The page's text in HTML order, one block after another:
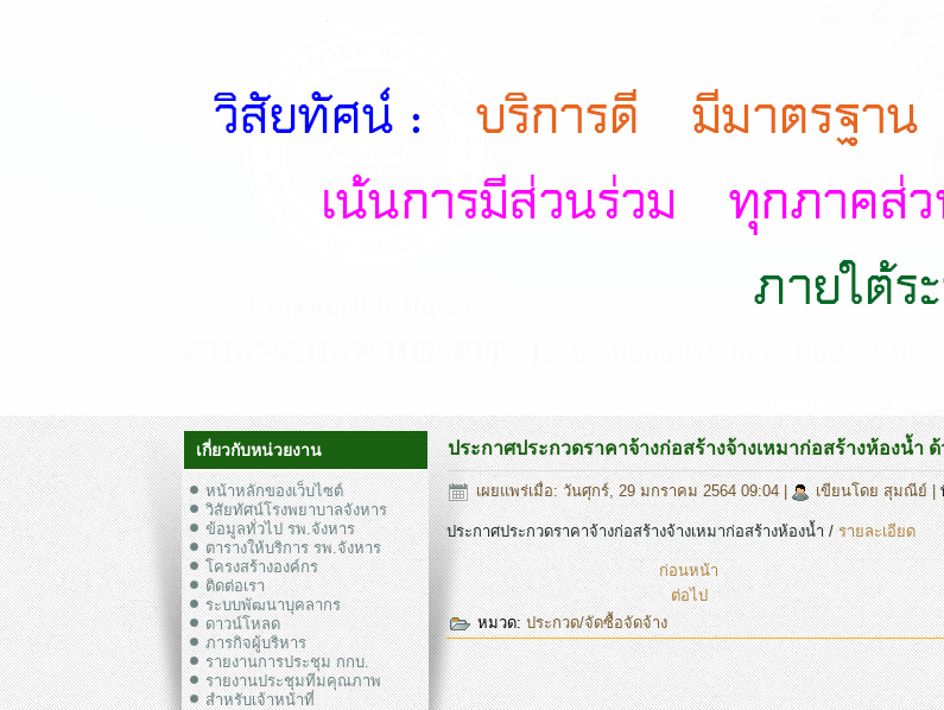
เกี่ยวกับหน่วยงาน
หน้าหลักของเว็บไซต์
วิสัยทัศน์โรงพยาบาลจังหาร
ข้อมูลทั่วไป รพ.จังหาร
ตารางให้บริการ รพ.จังหาร
โครงสร้างองค์กร
ติดต่อเรา
ระบบพัฒนาบุคลากร
ดาวน์โหลด
ภารกิจผู้บริหาร
รายงานการประชุม กกบ.
รายงานประชุมทีมคุณภาพ
สำหรับเจ้าหน้าที่
ประกาศประกวดราคาจ้างก่อสร้างจ้างเหมาก่อสร้างห้องน้ำ
เผยแพร่เมื่อ: วันศุกร์, 29 มกราคม 2564 09:04| เขียนโดย สุมณีย์|
ประกาศประกวดราคาจ้างก่อสร้างจ้างเหมาก่อสร้างห้องน้ำ /รายละเอียด
ก่อนหน้า
ต่อไป
หมวด:ประกวด/จัดซื้อจัดจ้าง